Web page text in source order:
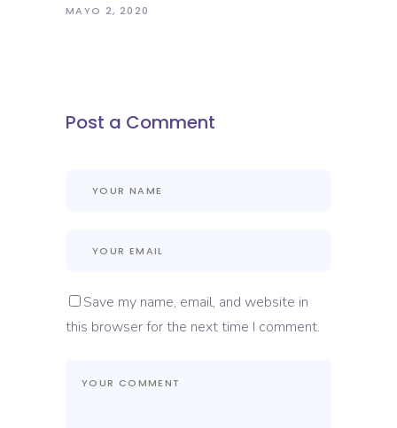
MAYO 2, 2020
Post a Comment
Save my name, email, and website in
this browser for the next time I comment.